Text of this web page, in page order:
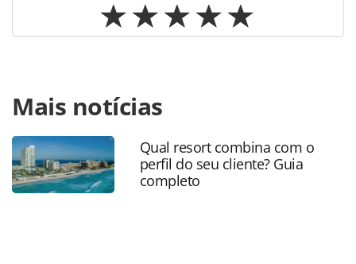
https://www.panrotas.com.br/mercado/feiras/2024/08/
expo-2024-sera-melhor-abav-do-brasil-diz-secretario-do-
df_208686.html ou as ferramentas oferecidas na página.
Todo o conteúdo produzido pela PANROTAS Editora é
protegido pela legislação brasileira sobre direito autoral.
Não reproduza o conteúdo sem autorização da PANROTAS
Mais notícias
Qual resort combina com o
perfil do seu cliente? Guia
completo